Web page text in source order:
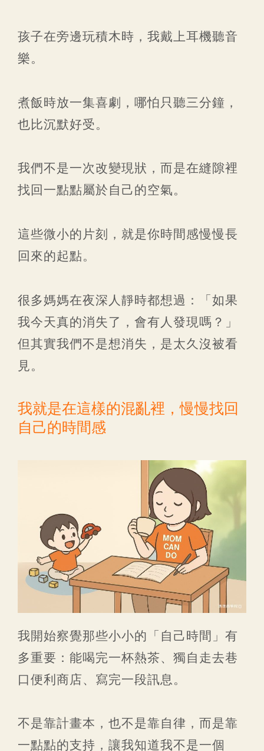
孩子在旁邊玩積木時，我戴上耳機聽音
樂。
煮飯時放一集喜劇，哪怕只聽三分鐘，
也比沉默好受。
我們不是一次改變現狀，而是在縫隙裡
找回一點點屬於自己的空氣。
這些微小的片刻，就是你時間感慢慢長
回來的起點。
很多媽媽在夜深人靜時都想過：「如果
我今天真的消失了，會有人發現嗎？」
但其實我們不是想消失，是太久沒被看
見。
我就是在這樣的混亂裡，慢慢找回
自己的時間感
我開始察覺那些小小的「自己時間」有
多重要：能喝完一杯熱茶、獨自走去巷
口便利商店、寫完一段訊息。
不是靠計畫本，也不是靠自律，而是靠
一點點的支持，讓我知道我不是一個